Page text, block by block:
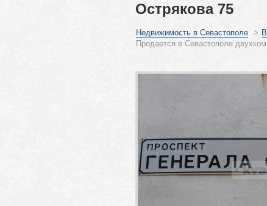
Острякова 75
Недвижимость в Севастополе >
Продается в Севастополе